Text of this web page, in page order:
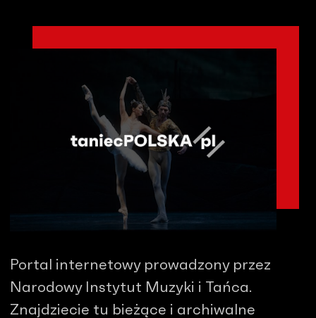
Portal internetowy prowadzony przez
Narodowy Instytut Muzyki i Tańca.
Znajdziecie tu bieżące i archiwalne